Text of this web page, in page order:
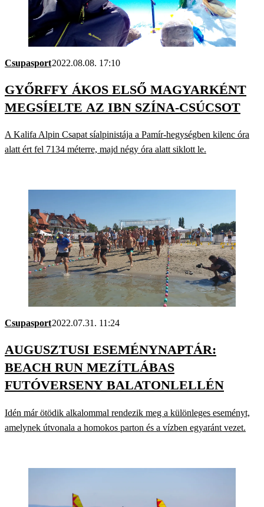
Csupasport2022.08.08. 17:10
GYŐRFFY ÁKOS ELSŐ MAGYARKÉNT
MEGSÍELTE AZ IBN SZÍNA-CSÚCSOT
A Kalifa Alpin Csapat síalpinistája a Pamír-hegységben kilenc óra
alatt ért fel 7134 méterre, majd négy óra alatt siklott le.
Csupasport2022.07.31. 11:24
AUGUSZTUSI ESEMÉNYNAPTÁR:
BEACH RUN MEZÍTLÁBAS
FUTÓVERSENY BALATONLELLÉN
Idén már ötödik alkalommal rendezik meg a különleges eseményt,
amelynek útvonala a homokos parton és a vízben egyaránt vezet.